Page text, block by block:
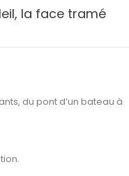
la face tramé
du pont d’un bateau à